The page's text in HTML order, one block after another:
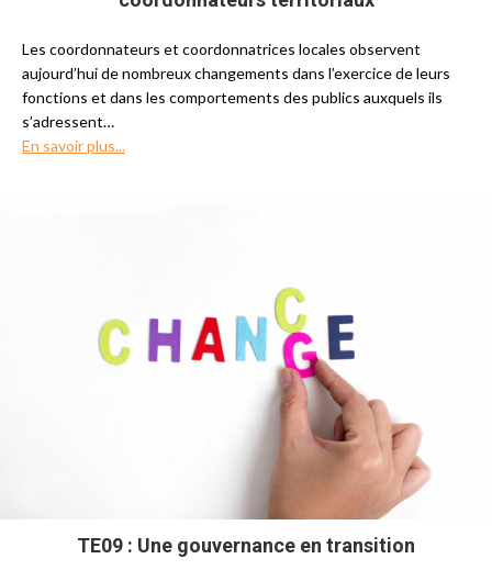
Les coordonnateurs et coordonnatrices locales observent
aujourd’hui de nombreux changements dans l’exercice de leurs
fonctions et dans les comportements des publics auxquels ils
s’adressent…
En savoir plus...
TE09 : Une gouvernance en transition